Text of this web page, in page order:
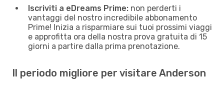
Iscriviti a eDreams Prime: non perderti i
vantaggi del nostro incredibile abbonamento
Prime! Inizia a risparmiare sui tuoi prossimi viaggi
e approfitta ora della nostra prova gratuita di 15
giorni a partire dalla prima prenotazione.
Il periodo migliore per visitare Anderson